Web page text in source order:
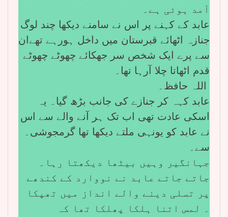
آمد ہوئی ہے۔
عابد کے کہنے پر اس نے سامنے دیکھا چند لوگ
جنازہ اٹھائے قبرستان میں داخل ہورہے تھےان
سے پرے ایک شخص سر جھکائے چھوٹے چھوٹے
قدم اٹھاتا چلا آرہا تھا۔
عابد کہہ کر جنازے کی جانب بڑھ گیا۔ یہ
اسکی عادت تھی اب تک ہر آنے والے سے اس
نے عابد کو یونہی ملتے دیکھا تھا گرمجوشی۔
سے۔
جہانگیر وہیں بیٹھا دیکھتا رہا۔
جاتے جاتے عابد نے نووارد کے کندھے
پر تسلی دینے والے انداز میں تھپکا
۔ لمس اتنا ہلکا پھلکا تھا کہ